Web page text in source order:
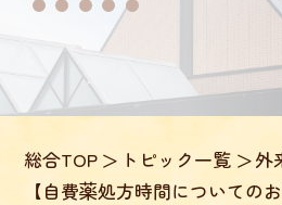
総合TOP トピック一覧
外
【自費薬処方時間についてのお